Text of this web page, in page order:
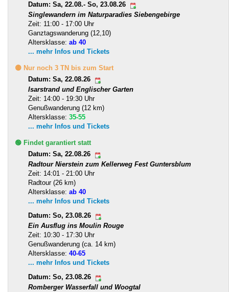
Datum: Sa, 22.08.- So, 23.08.26
Singlewandern im Naturparadies Siebengebirge
Zeit: 11:00 - 17:00 Uhr
Ganztagswanderung (12,10)
Altersklasse: ab 40
... mehr Infos und Tickets
🟡 Nur noch 3 TN bis zum Start
Datum: Sa, 22.08.26
Isarstrand und Englischer Garten
Zeit: 14:00 - 19:30 Uhr
Genußwanderung (12 km)
Altersklasse: 35-55
... mehr Infos und Tickets
🟢 Findet garantiert statt
Datum: Sa, 22.08.26
Radtour Nierstein zum Kellerweg Fest Guntersblum
Zeit: 14:01 - 21:00 Uhr
Radtour (26 km)
Altersklasse: ab 40
... mehr Infos und Tickets
Datum: So, 23.08.26
Ein Ausflug ins Moulin Rouge
Zeit: 10:30 - 17:30 Uhr
Genußwanderung (ca. 14 km)
Altersklasse: 40-65
... mehr Infos und Tickets
Datum: So, 23.08.26
Romberger Wasserfall und Woogtal